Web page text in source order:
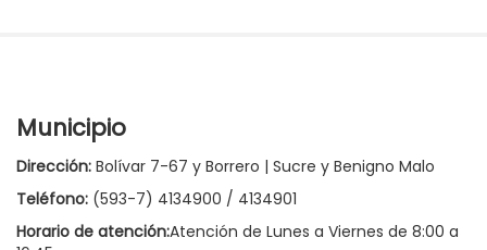
Municipio
Dirección: Bolívar 7-67 y Borrero | Sucre y Benigno Malo
Teléfono: (593-7) 4134900 / 4134901
Horario de atención:Atención de Lunes a Viernes de 8:00 a